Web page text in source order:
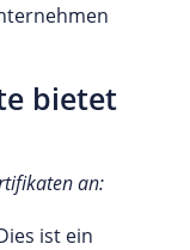
bietet
an:
ist ein